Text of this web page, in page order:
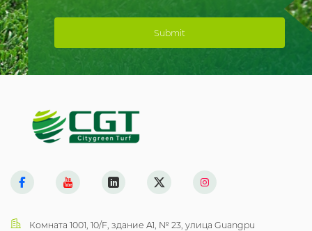
Submit
Комната 1001, 10/F, здание A1, № 23, улица Guangpu